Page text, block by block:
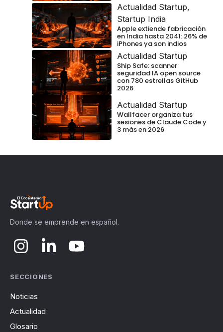
Actualidad Startup,
Startup India
Apple extiende fabricación
en India hasta 2041: 26% de
iPhones ya son indios
Actualidad Startup
Ship Safe: scanner
seguridad IA open source
con 780 estrellas GitHub
2026
Actualidad Startup
Wallfacer organiza tus
sesiones de Claude Code y
3 más en 2026
Donde se emprende en español.
SECCIONES
Noticias
Actualidad
Glosario